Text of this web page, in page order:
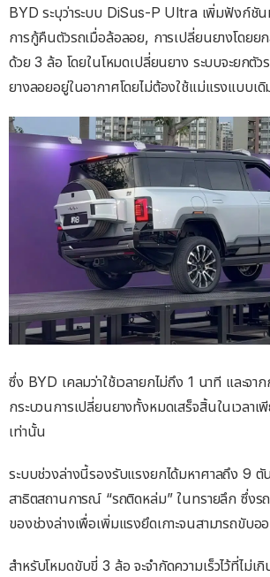
BYD ระบุว่าระบบ DiSus-P Ultra เพิ่มฟังก์ชั
การกู้คืนตัวรถเมื่อล้อลอย, การเปลี่ยนยางโดยย
ด้วย 3 ล้อ โดยในโหมดเปลี่ยนยาง ระบบจะยกตัว
ยางลอยอยู่ในอากาศโดยไม่ต้องใช้แม่แรงแบบเดิ
ซึ่ง BYD เคลมว่าใช้เวลายกไม่ถึง 1 นาที และจา
กระบวนการเปลี่ยนยางทั้งหมดเสร็จสิ้นในเวลา
เท่านั้น
ระบบช่วงล่างนี้รองรับแรงยกได้มหาศาลถึง 9
สาธิตสถานการณ์ “รถติดหล่ม” ในทรายลึก ซึ่งร
ของช่วงล่างเพื่อเพิ่มแรงยึดเกาะจนสามารถขับอ
สำหรับโหมดขับขี่ 3 ล้อ จะจำกัดความเร็วไว้ที่ไม่